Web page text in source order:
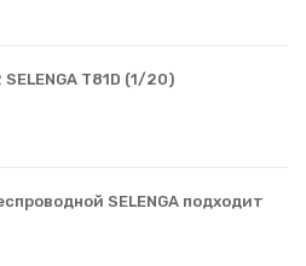
T81D (1/20)
SELENGA подходит